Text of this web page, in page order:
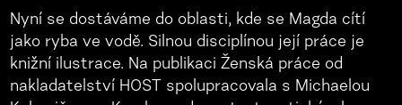
Nyní se dostáváme do oblasti, kde se Magda cítí
jako ryba ve vodě. Silnou disciplínou její práce je
knižní ilustrace. Na publikaci Ženská práce od
nakladatelství HOST spolupracovala s Michaelou